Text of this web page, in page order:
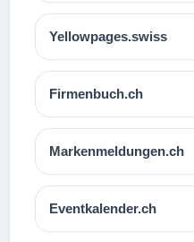
Yellowpages.swiss
Firmenbuch.ch
Markenmeldungen.ch
Eventkalender.ch